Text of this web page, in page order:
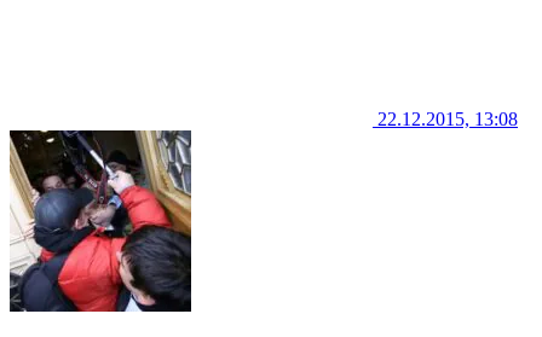
22.12.2015, 13:08